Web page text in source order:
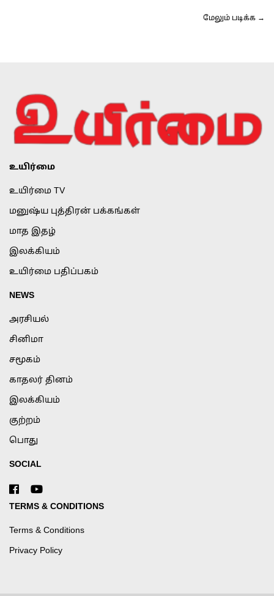
மேலும் படிக்க →
உயிர்மை
உயிர்மை TV
மனுஷ்ய புத்திரன் பக்கங்கள்
மாத இதழ்
இலக்கியம்
உயிர்மை பதிப்பகம்
NEWS
அரசியல்
சினிமா
சமூகம்
காதலர் தினம்
இலக்கியம்
குற்றம்
பொது
SOCIAL
TERMS & CONDITIONS
Terms & Conditions
Privacy Policy